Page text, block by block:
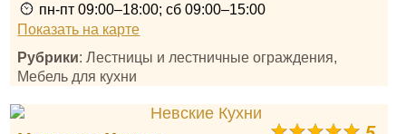
пн-пт 09:00–18:00; сб 09:00–15:00
Показать на карте
Рубрики: Лестницы и лестничные ограждения,
Мебель для кухни